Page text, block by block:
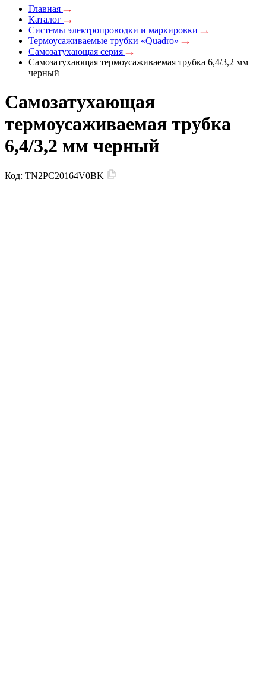
Главная
Каталог
Системы электропроводки и маркировки
Термоусаживаемые трубки «Quadro»
Самозатухающая серия
Самозатухающая термоусаживаемая трубка 6,4/3,2 мм
черный
Самозатухающая
термоусаживаемая трубка
6,4/3,2 мм черный
Код: TN2PC20164V0BK